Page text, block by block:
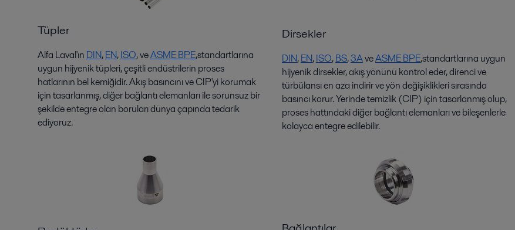
Tüpler
Alfa Laval'ın DIN,EN,ISO,veASME BPE,standartlarına
uygun hijyenik tüpleri, çeşitli endüstrilerin proses
hatlarının bel kemiğidir. Akış basıncını ve CIP'yi korumak
için tasarlanmış, diğer bağlantı elemanları ile sorunsuz bir
şekilde entegre olan boruları dünya çapında tedarik
ediyoruz.
Dirsekler
DIN,EN,ISO,BS,3AveASME BPE,standartlarına uygun
hijyenik dirsekler, akış yönünü kontrol eder, direnci ve
türbülansı en aza indirir ve yön değişiklikleri sırasında
basıncı korur. Yerinde temizlik (CIP) için tasarlanmış olup,
proses hattındaki diğer bağlantı elemanları ve bileşenlerle
kolayca entegre edilebilir.